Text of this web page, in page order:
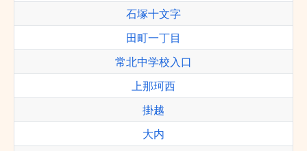
石塚十文字
田町一丁目
常北中学校入口
上那珂西
掛越
大内